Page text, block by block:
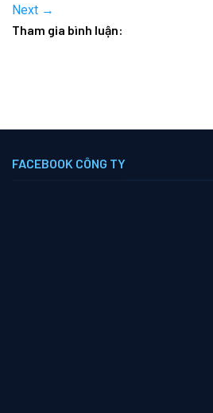
Next →
Tham gia bình luận:
FACEBOOK CÔNG TY